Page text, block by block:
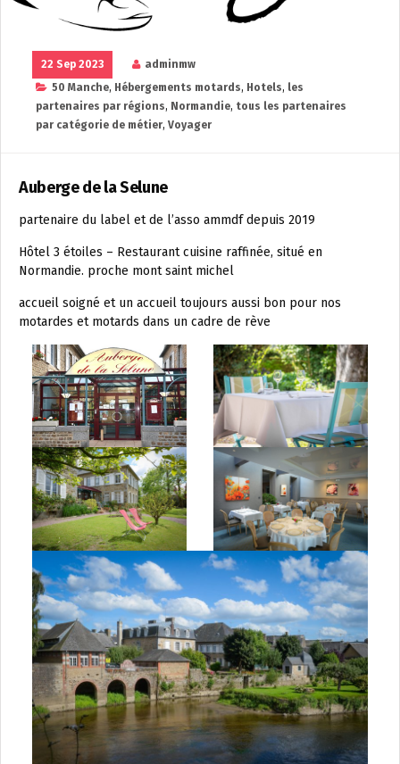
22 Sep 2023
adminmw
50 Manche, Hébergements motards, Hotels, les
partenaires par régions, Normandie, tous les partenaires
par catégorie de métier, Voyager
Auberge de la Selune
partenaire du label et de l’asso ammdf depuis 2019
Hôtel 3 étoiles – Restaurant cuisine raffinée, situé en
Normandie. proche mont saint michel
accueil soigné et un accueil toujours aussi bon pour nos
motardes et motards dans un cadre de rève